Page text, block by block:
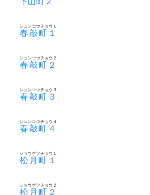
春敲町１
シュンコウチョウ１
春敲町２
シュンコウチョウ２
春敲町３
シュンコウチョウ３
春敲町４
シュンコウチョウ４
松月町１
ショウゲツチョウ１
松月町２
ショウゲツチョウ２